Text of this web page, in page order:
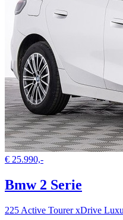
€ 25.990,-
Bmw 2 Serie
225 Active Tourer xDrive